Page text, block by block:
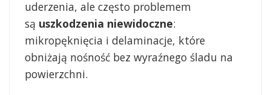
uderzenia, ale często problemem
są uszkodzenia niewidoczne:
mikropęknięcia i delaminacje, które
obniżają nośność bez wyraźnego śladu na
powierzchni.